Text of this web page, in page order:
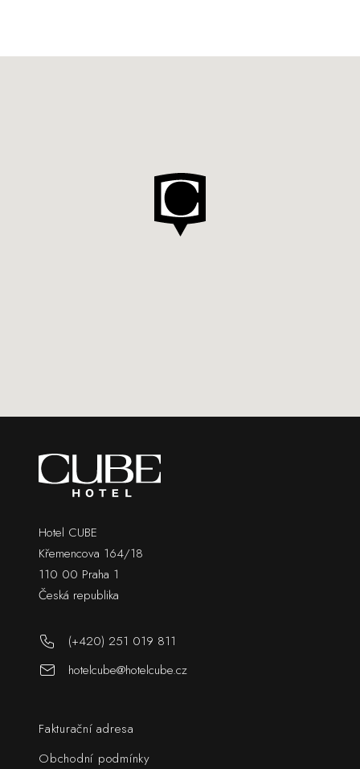
Hotel CUBE
Křemencova 164/18
110 00 Praha 1
Česká republika
(+420) 251 019 811
hotelcube@hotelcube.cz
Fakturační adresa
Obchodní podmínky